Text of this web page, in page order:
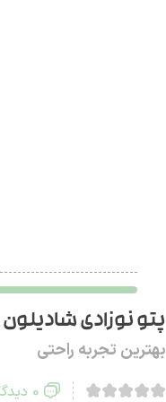
پتو نوزادی شادیلون
بهترین تجربه راحتی
0 دیدگاه